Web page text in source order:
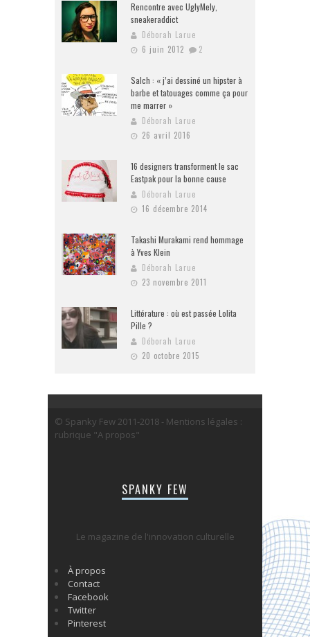
Rencontre avec UglyMely,
sneakeraddict
Déborah Larue
6 juin 2012
2
Salch : « j’ai dessiné un hipster à
barbe et tatouages comme ça pour
me marrer »
Déborah Larue
26 avril 2016
16 designers transforment le sac
Eastpak pour la bonne cause
Déborah Larue
16 décembre 2014
Takashi Murakami rend hommage
à Yves Klein
Déborah Larue
23 novembre 2011
Littérature : où est passée Lolita
Pille ?
Déborah Larue
20 octobre 2015
© Spanky Few 2011-2018 - Mentions légales :
rubrique "A propos"
SPANKY FEW
Le magazine de l'innovation culturelle
À propos
Contact
Facebook
Twitter
Pinterest